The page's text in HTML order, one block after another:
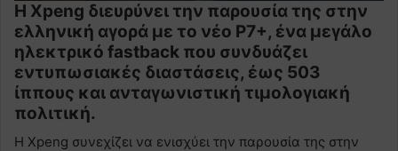
Η Xpeng διευρύνει την παρουσία της στην
ελληνική αγορά με το νέο P7+, ένα μεγάλο
ηλεκτρικό fastback που συνδυάζει
εντυπωσιακές διαστάσεις, έως 503
ίππους και ανταγωνιστική τιμολογιακή
πολιτική.
Η Xpeng συνεχίζει να ενισχύει την παρουσία της στην